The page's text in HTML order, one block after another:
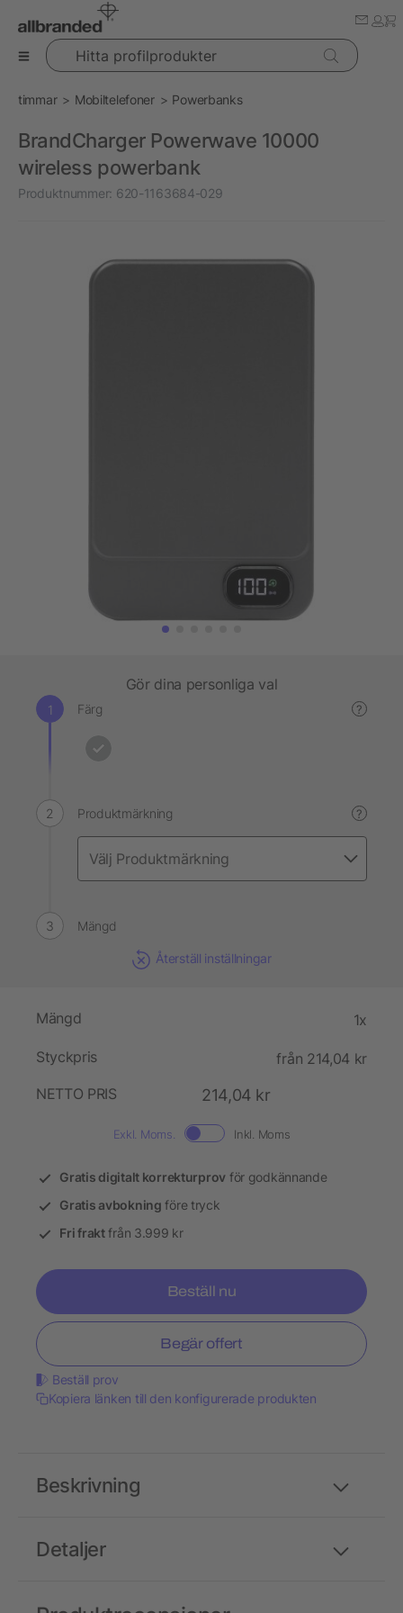
Hitta profilprodukter
timmar Mobiltelefoner Powerbanks
BrandCharger Powerwave 10000
wireless powerbank
Produktnummer: 620-1163684-029
Gör dina personliga val
Färg ?
Produktmärkning ?
Mängd
Återställ inställningar
Mängd 1x
Styckpris
från 214,04 kr
NETTO PRIS
214,04 kr
Exkl. Moms. Inkl. Moms
Gratis digitalt korrekturprov för godkännande
Gratis avbokning före tryck
Fri fraktfrån 3.999 kr
Beställ nu
Begär offert
Beställ prov
Kopiera länken till den konfigurerade produkten
Detaljer
Beskrivning